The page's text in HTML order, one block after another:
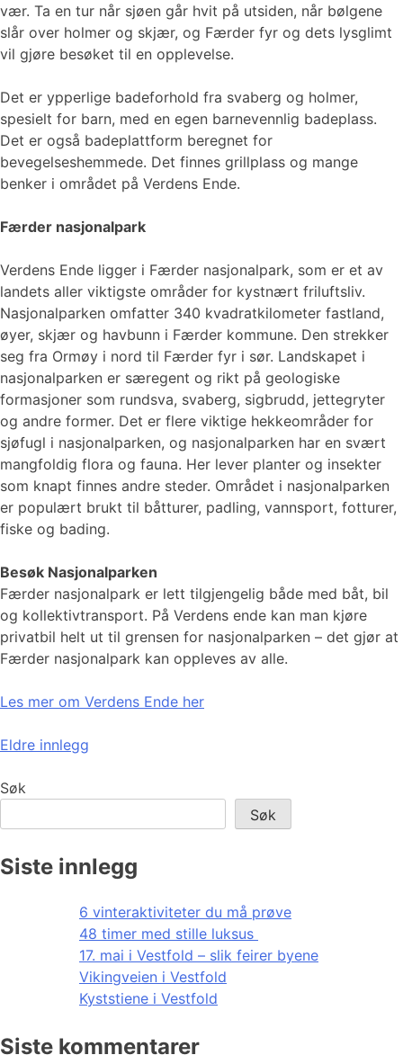
vær. Ta en tur når sjøen går hvit på utsiden, når bølgene
slår over holmer og skjær, og Færder fyr og dets lysglimt
vil gjøre besøket til en opplevelse.
Det er ypperlige badeforhold fra svaberg og holmer,
spesielt for barn, med en egen barnevennlig badeplass.
Det er også badeplattform beregnet for
bevegelseshemmede. Det finnes grillplass og mange
benker i området på Verdens Ende.
Færder nasjonalpark
Verdens Ende ligger i Færder nasjonalpark, som er et av
landets aller viktigste områder for kystnært friluftsliv.
Nasjonalparken omfatter 340 kvadratkilometer fastland,
øyer, skjær og havbunn i Færder kommune. Den strekker
seg fra Ormøy i nord til Færder fyr i sør. Landskapet i
nasjonalparken er særegent og rikt på geologiske
formasjoner som rundsva, svaberg, sigbrudd, jettegryter
og andre former. Det er flere viktige hekkeområder for
sjøfugl i nasjonalparken, og nasjonalparken har en svært
mangfoldig flora og fauna. Her lever planter og insekter
som knapt finnes andre steder. Området i nasjonalparken
er populært brukt til båtturer, padling, vannsport, fotturer,
fiske og bading.
Besøk Nasjonalparken
Færder nasjonalpark er lett tilgjengelig både med båt, bil
og kollektivtransport. På Verdens ende kan man kjøre
privatbil helt ut til grensen for nasjonalparken – det gjør at
Færder nasjonalpark kan oppleves av alle.
Les mer om Verdens Ende her
Innleggnavigasjon
Eldre innlegg
Søk
Søk
Siste innlegg
6 vinteraktiviteter du må prøve
48 timer med stille luksus
17. mai i Vestfold – slik feirer byene
Vikingveien i Vestfold
Kyststiene i Vestfold
Siste kommentarer